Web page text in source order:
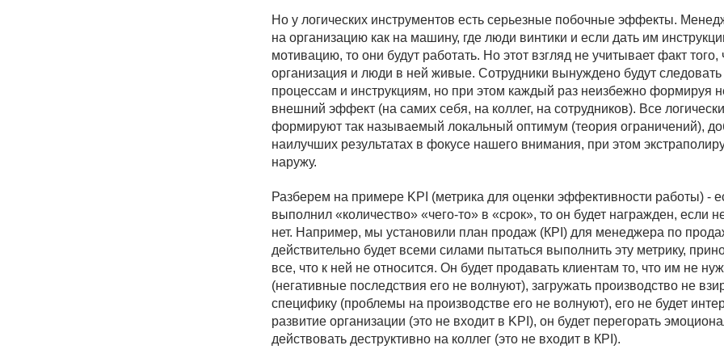
нет. Например, мы установили план продаж (КPI) для менеджера по продажам. Он
действительно будет всеми силами пытаться выполнить эту метрику, принося в жертву
все, что к ней не относится. Он будет продавать клиентам то, что им не нужно
(негативные последствия его не волнуют), загружать производство не взирая на его
специфику (проблемы на производстве его не волнуют), его не будет интересовать
развитие организации (это не входит в KPI), он будет перегорать эмоционально и
действовать деструктивно на коллег (это не входит в КРI).
ИНСТРУМЕНТЫ ДЛЯ УСТРАНЕНИЯ ОГРАНИЧЕНИЙ
Для каждого логического инструмента управления человечество изобрело более
продвинутый аналог, умеющий работать также в комплексных и хаотических окружениях,
Разберем на примере бюджетирования (планирования доходов и расходов) —
больше возможностей) и снижать план по доходам (чтобы перестраховаться),
и мы получаем систему, мотивирующую людей действовать противоположным
от эффективности образом.